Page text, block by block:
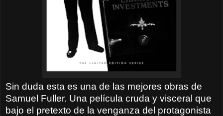
Sin duda esta es una de las mejores obras de
Samuel Fuller. Una película cruda y visceral que
bajo el pretexto de la venganza del protagonista